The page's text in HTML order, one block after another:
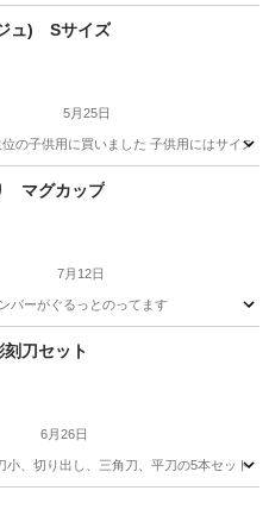
ュ) Sサイズ
5月25日
の子供用に買いました 子供用にはサイズ
グレージュ
マグカップ
7月12日
バーがぐるっとのってます
プ刀セット
6月26日
、切り出し、三角刀、平刀の5本セット